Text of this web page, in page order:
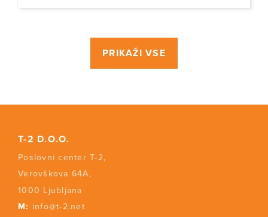
PRIKAŽI VSE
T-2 D.O.O.
Poslovni center T-2,
Verovškova 64A,
1000 Ljubljana
M: info@t-2.net